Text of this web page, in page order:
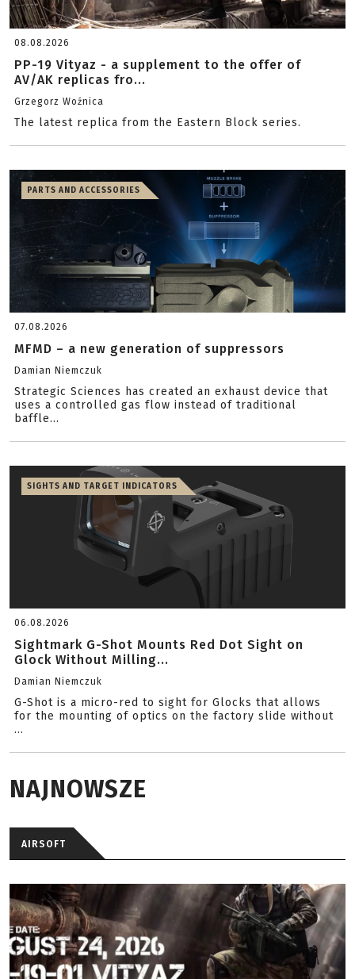
08.08.2026
PP-19 Vityaz - a supplement to the offer of
AV/AK replicas fro...
Grzegorz Woźnica
The latest replica from the Eastern Block series.
PARTS AND ACCESSORIES
07.08.2026
MFMD – a new generation of suppressors
Damian Niemczuk
Strategic Sciences has created an exhaust device that
uses a controlled gas flow instead of traditional
baffle...
SIGHTS AND TARGET INDICATORS
06.08.2026
Sightmark G-Shot Mounts Red Dot Sight on
Glock Without Milling...
Damian Niemczuk
G-Shot is a micro-red to sight for Glocks that allows
for the mounting of optics on the factory slide without
...
NAJNOWSZE
AIRSOFT